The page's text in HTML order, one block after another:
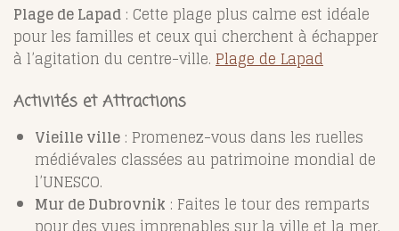
Plage de Lapad : Cette plage plus calme est idéale
pour les familles et ceux qui cherchent à échapper
à l’agitation du centre-ville. Plage de Lapad
Activités et Attractions
Vieille ville : Promenez-vous dans les ruelles
médiévales classées au patrimoine mondial de
l’UNESCO.
Mur de Dubrovnik : Faites le tour des remparts